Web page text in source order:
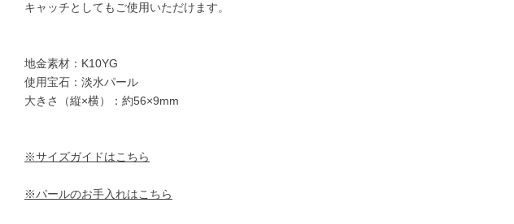
15,000円 15,000円
キャッチとしてもご使用いただけます。
地金素材：K10YG
使用宝石：淡水パール
大きさ（縦×横）：約56×9mm
※サイズガイドはこちら
※パールのお手入れはこちら